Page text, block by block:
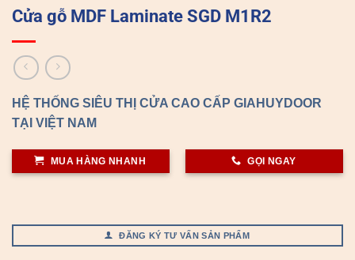
Cửa gỗ MDF Laminate SGD M1R2
HỆ THỐNG SIÊU THỊ CỬA CAO CẤP GIAHUYDOOR
TẠI VIỆT NAM
MUA HÀNG NHANH GỌI NGAY
ĐĂNG KÝ TƯ VẤN SẢN PHẨM